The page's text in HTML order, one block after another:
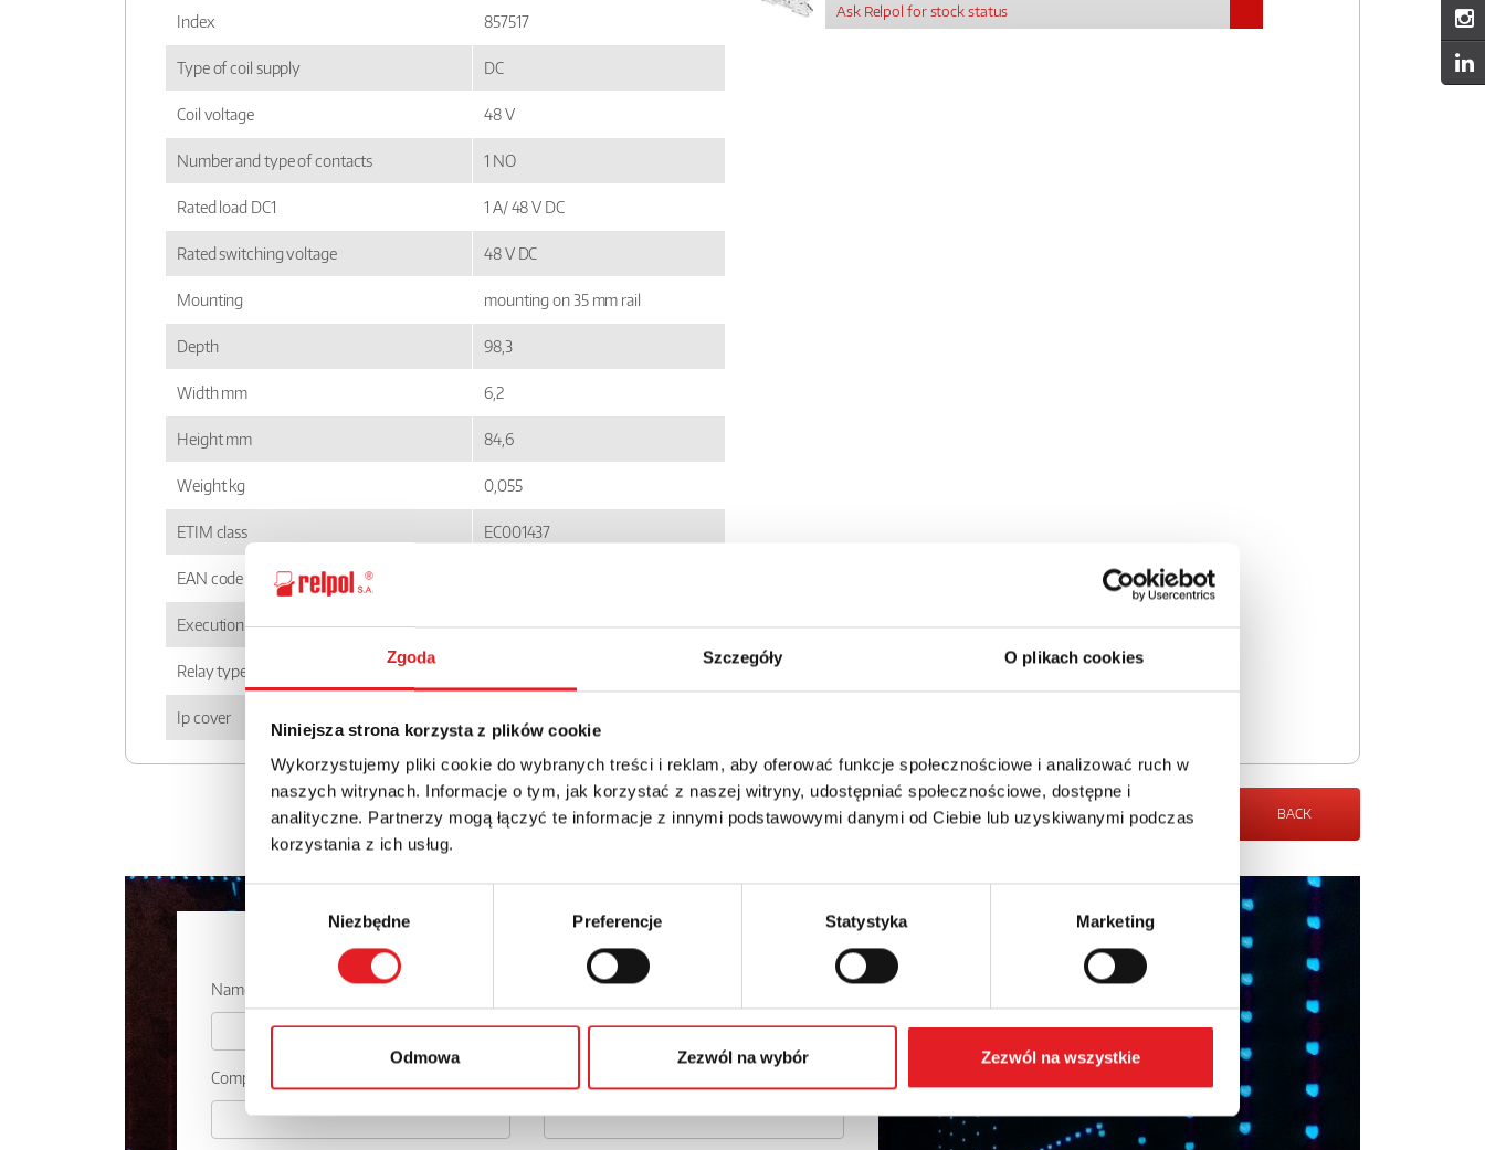
Zgoda Szczegóły O plikach cookies
Niniejsza strona korzysta z plików cookie
Wykorzystujemy pliki cookie do wybranych treści i reklam, aby oferować funkcje społecznościowe i analizować ruch w
naszych witrynach. Informacje o tym, jak korzystać z naszej witryny, udostępniać społecznościowe, dostępne i
analityczne. Partnerzy mogą łączyć te informacje z innymi podstawowymi danymi od Ciebie lub uzyskiwanymi podczas
korzystania z ich usług.
Niezbędne Preferencje Statystyka Marketing
Odmowa Zezwól na wybór Zezwól na wszystkie
Index 857517
Type of coil supply DC
Coil voltage 48 V
Number and type of contacts 1 NO
Rated load DC1 1 A/ 48 V DC
Rated switching voltage 48 V DC
Mounting mounting on 35 mm rail
Depth 98,3
Width mm 6,2
Height mm 84,6
Weight kg 0,055
ETIM class EC001437
EAN code
Execution niestandardowe
Relay type
Ip cover
Ask Relpol for stock status
BACK
Ask for the details of the offer
Name: *
Company: